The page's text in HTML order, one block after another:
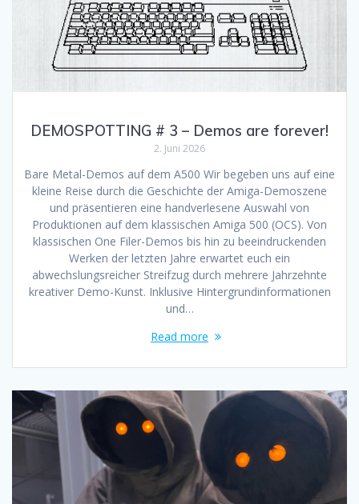
DEMOSPOTTING # 3 – Demos are forever!
2. Juni 2026
Bare Metal-Demos auf dem A500 Wir begeben uns auf eine
kleine Reise durch die Geschichte der Amiga-Demoszene
und präsentieren eine handverlesene Auswahl von
Produktionen auf dem klassischen Amiga 500 (OCS). Von
klassischen One Filer-Demos bis hin zu beeindruckenden
Werken der letzten Jahre erwartet euch ein
abwechslungsreicher Streifzug durch mehrere Jahrzehnte
kreativer Demo-Kunst. Inklusive Hintergrundinformationen
und…
Read more